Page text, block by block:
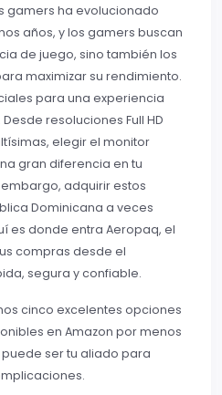
gamers ha evolucionado
años, y los gamers buscan
de juego, sino también los
maximizar su rendimiento.
para una experiencia
resoluciones Full HD
elegir el monitor
gran diferencia en tu
adquirir estos
Dominicana a veces
es donde entra Aeropaq, el
compras desde el
segura y confiable.
cinco excelentes opciones
en Amazon por menos
ser tu aliado para